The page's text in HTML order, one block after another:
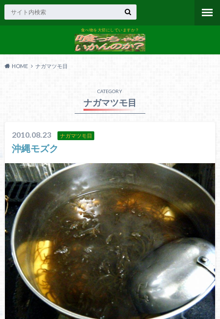
食べ物を大切にしていますか？
HOME ナガマツモ目
CATEGORY
ナガマツモ目
2010.08.23 ナガマツモ目
沖縄モズク